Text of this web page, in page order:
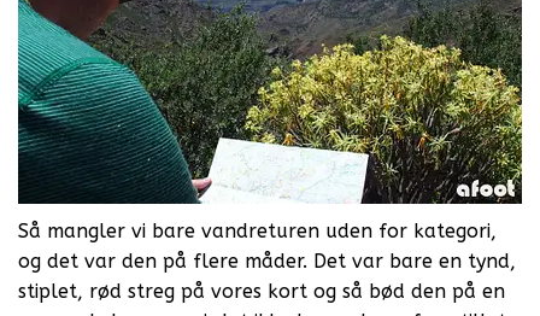
Så mangler vi bare vandreturen uden for kategori,
og det var den på flere måder. Det var bare en tynd,
stiplet, rød streg på vores kort og så bød den på en